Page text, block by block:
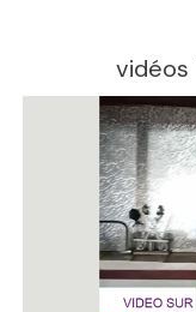
vidéos